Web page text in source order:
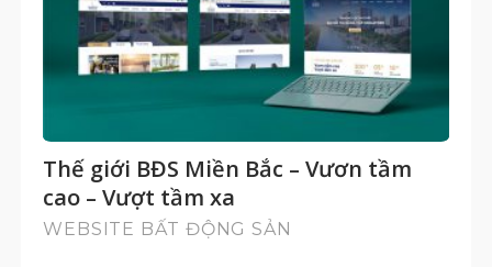
WEBSITE BẤT ĐỘNG SẢN
Thế giới BĐS Miền Bắc – Vươn tầm
cao – Vượt tầm xa